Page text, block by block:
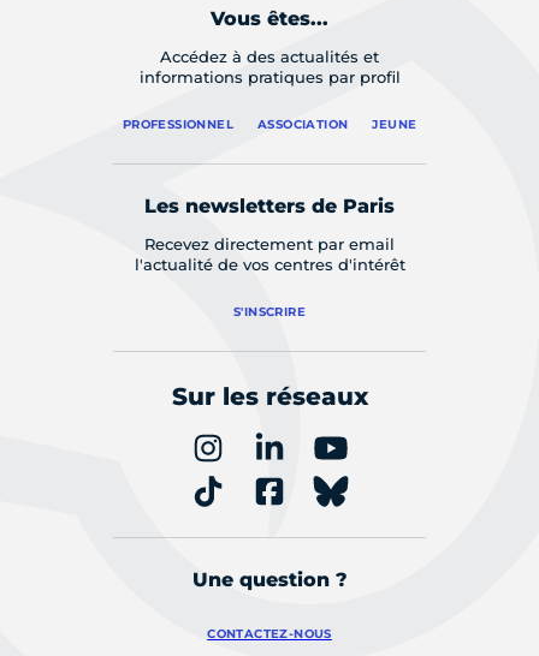
Vous êtes...
Accédez à des actualités et
informations pratiques par profil
PROFESSIONNEL ASSOCIATION JEUNE
Les newsletters de Paris
Recevez directement par email
l'actualité de vos centres d'intérêt
S'INSCRIRE
Sur les réseaux
Une question ?
CONTACTEZ-NOUS